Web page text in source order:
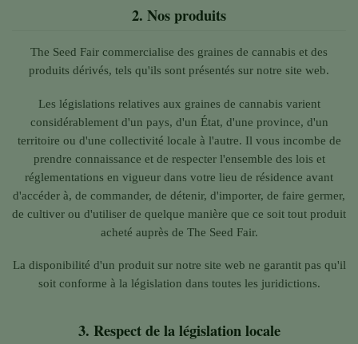
2. Nos produits
The Seed Fair commercialise des graines de cannabis et des
produits dérivés, tels qu'ils sont présentés sur notre site web.
Les législations relatives aux graines de cannabis varient
considérablement d'un pays, d'un État, d'une province, d'un
territoire ou d'une collectivité locale à l'autre. Il vous incombe de
prendre connaissance et de respecter l'ensemble des lois et
réglementations en vigueur dans votre lieu de résidence avant
d'accéder à, de commander, de détenir, d'importer, de faire germer,
de cultiver ou d'utiliser de quelque manière que ce soit tout produit
acheté auprès de The Seed Fair.
La disponibilité d'un produit sur notre site web ne garantit pas qu'il
soit conforme à la législation dans toutes les juridictions.
3. Respect de la législation locale